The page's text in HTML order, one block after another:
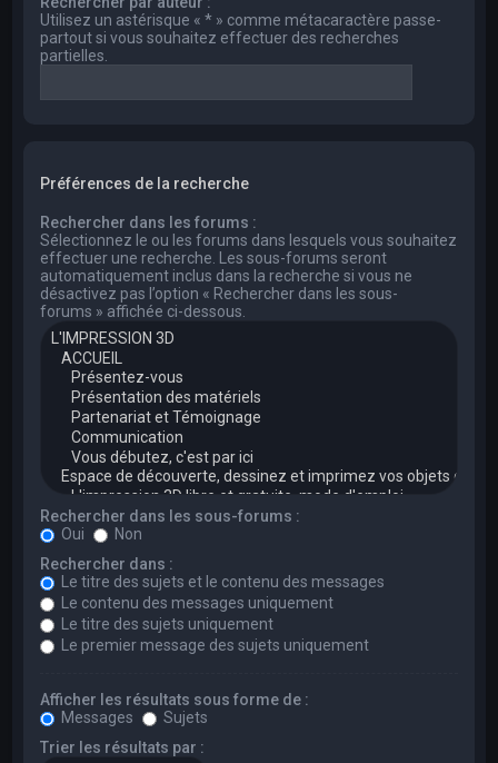
Utilisez un astérisque « * » comme métacaractère passe-
partout si vous souhaitez effectuer des recherches
partielles.
Préférences de la recherche
Rechercher dans les forums :
Sélectionnez le ou les forums dans lesquels vous souhaitez
effectuer une recherche. Les sous-forums seront
automatiquement inclus dans la recherche si vous ne
désactivez pas l’option « Rechercher dans les sous-
forums » affichée ci-dessous.
Rechercher dans les sous-forums :
Oui
Non
Rechercher dans :
Le titre des sujets et le contenu des messages
Le contenu des messages uniquement
Le titre des sujets uniquement
Le premier message des sujets uniquement
Afficher les résultats sous forme de :
Messages
Sujets
Trier les résultats par :